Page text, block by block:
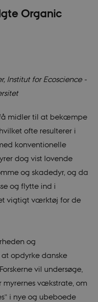
Organic
Institut for Ecoscience -
midler til at bekæmpe
ofte resulterer i
konventionelle
dog vist lovende
og skadedyr, og da
og flytte ind i
vigtigt værktøj for de
og
opdyrke danske
vil undersøge,
myrernes vækstrate, om
i nye og ubeboede